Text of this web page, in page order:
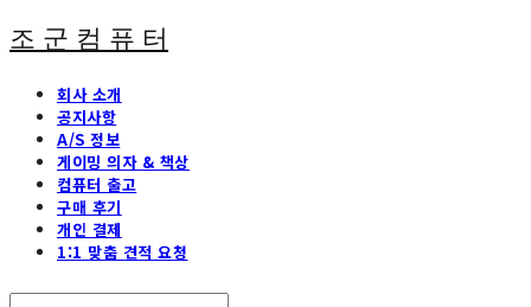
조 군 컴 퓨 터
회사 소개
공지사항
A/S 정보
게이밍 의자 & 책상
컴퓨터 출고
구매 후기
개인 결제
1:1 맞춤 견적 요청